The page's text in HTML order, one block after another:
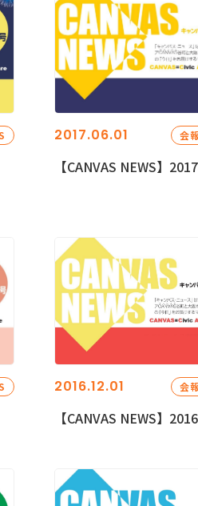
2017.06.01 会
【CANVAS NEWS】
2016.12.01 会
【CANVAS NEWS】